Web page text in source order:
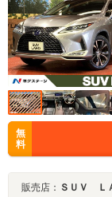
無
料
販売店： ＳＵＶ Ｌ